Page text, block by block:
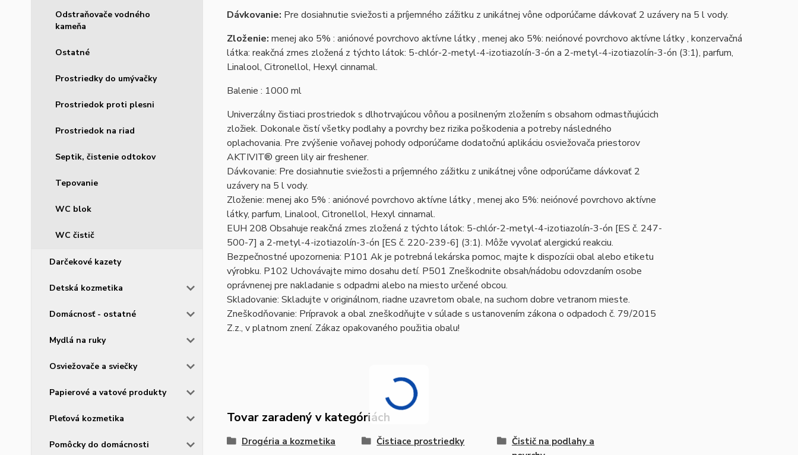
Odstraňovače vodného
kameňa
Ostatné
Prostriedky do umývačky
Prostriedok proti plesni
Prostriedok na riad
Septik, čistenie odtokov
Tepovanie
WC blok
WC čistič
Darčekové kazety
Detská kozmetika
Domácnosť - ostatné
Mydlá na ruky
Osviežovače a sviečky
Papierové a vatové produkty
Pleťová kozmetika
Pomôcky do domácnosti
Dávkovanie: Pre dosiahnutie sviežosti a príjemného zážitku z unikátnej vône odporúčame dávkovať 2 uzávery na 5 l vody.
Zloženie: menej ako 5% : aniónové povrchovo aktívne látky , menej ako 5%: neiónové povrchovo aktívne látky , konzervačná
látka: reakčná zmes zložená z týchto látok: 5-chlór-2-metyl-4-izotiazolín-3-ón a 2-metyl-4-izotiazolín-3-ón (3:1), parfum,
Linalool, Citronellol, Hexyl cinnamal.
Balenie : 1000 ml
Univerzálny čistiaci prostriedok s dlhotrvajúcou vôňou a posilneným zložením s obsahom odmastňujúcich
zložiek. Dokonale čistí všetky podlahy a povrchy bez rizika poškodenia a potreby následného
oplachovania. Pre zvýšenie voňavej pohody odporúčame dodatočnú aplikáciu osviežovača priestorov
AKTIVIT® green lily air freshener.
Dávkovanie: Pre dosiahnutie sviežosti a príjemného zážitku z unikátnej vône odporúčame dávkovať 2
uzávery na 5 l vody.
Zloženie: menej ako 5% : aniónové povrchovo aktívne látky , menej ako 5%: neiónové povrchovo aktívne
látky, parfum, Linalool, Citronellol, Hexyl cinnamal.
EUH 208 Obsahuje reakčná zmes zložená z týchto látok: 5-chlór-2-metyl-4-izotiazolín-3-ón [ES č. 247-
500-7] a 2-metyl-4-izotiazolín-3-ón [ES č. 220-239-6] (3:1). Môže vyvolať alergickú reakciu.
Bezpečnostné upozornenia: P101 Ak je potrebná lekárska pomoc, majte k dispozícii obal alebo etiketu
výrobku. P102 Uchovávajte mimo dosahu detí. P501 Zneškodnite obsah/nádobu odovzdaním osobe
oprávnenej pre nakladanie s odpadmi alebo na miesto určené obcou.
Skladovanie: Skladujte v originálnom, riadne uzavretom obale, na suchom dobre vetranom mieste.
Zneškodňovanie: Prípravok a obal zneškodňujte v súlade s ustanovením zákona o odpadoch č. 79/2015
Z.z., v platnom znení. Zákaz opakovaného použitia obalu!
Tovar zaradený v kategóriách
Drogéria a kozmetika Čistiace prostriedky
Čistič na podlahy a